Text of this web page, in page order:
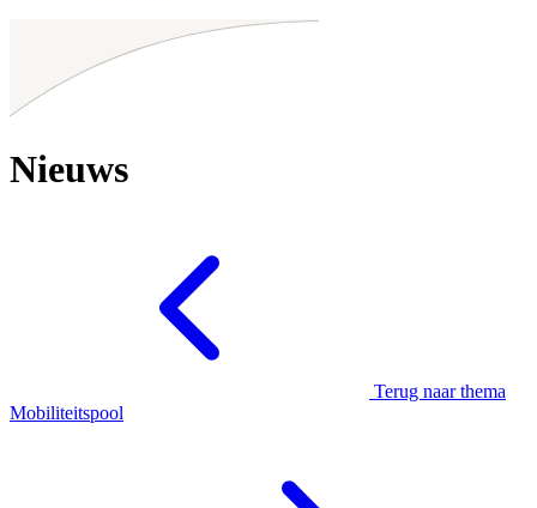
Nieuws
Terug naar thema
Mobiliteitspool